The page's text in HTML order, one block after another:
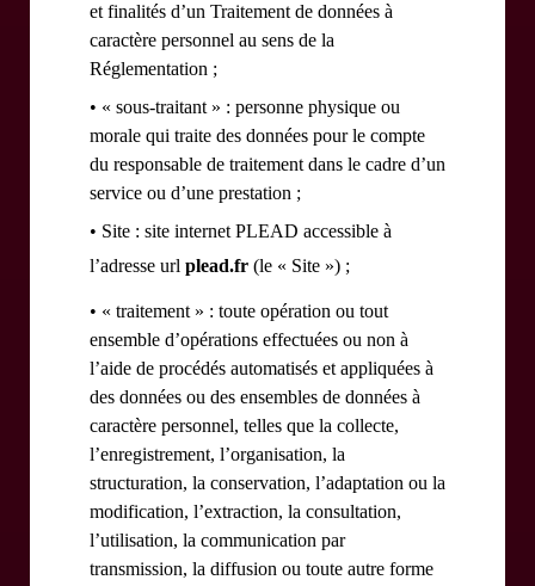
et finalités d’un Traitement de données à
caractère personnel au sens de la
Réglementation ;
• « sous-traitant » : personne physique ou
morale qui traite des données pour le compte
du responsable de traitement dans le cadre d’un
service ou d’une prestation ;
• Site : site internet PLEAD accessible à
l’adresse url plead.fr (le « Site ») ;
• « traitement » : toute opération ou tout
ensemble d’opérations effectuées ou non à
l’aide de procédés automatisés et appliquées à
des données ou des ensembles de données à
caractère personnel, telles que la collecte,
l’enregistrement, l’organisation, la
structuration, la conservation, l’adaptation ou la
modification, l’extraction, la consultation,
l’utilisation, la communication par
transmission, la diffusion ou toute autre forme